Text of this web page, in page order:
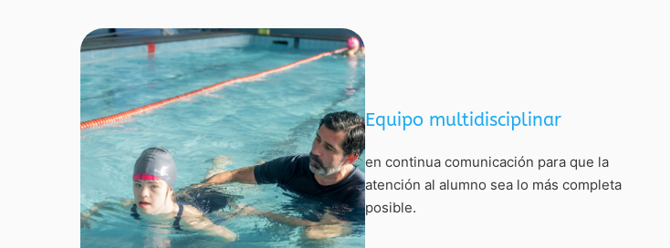
Equipo multidisciplinar
en continua comunicación para que la
atención al alumno sea lo más completa
posible.